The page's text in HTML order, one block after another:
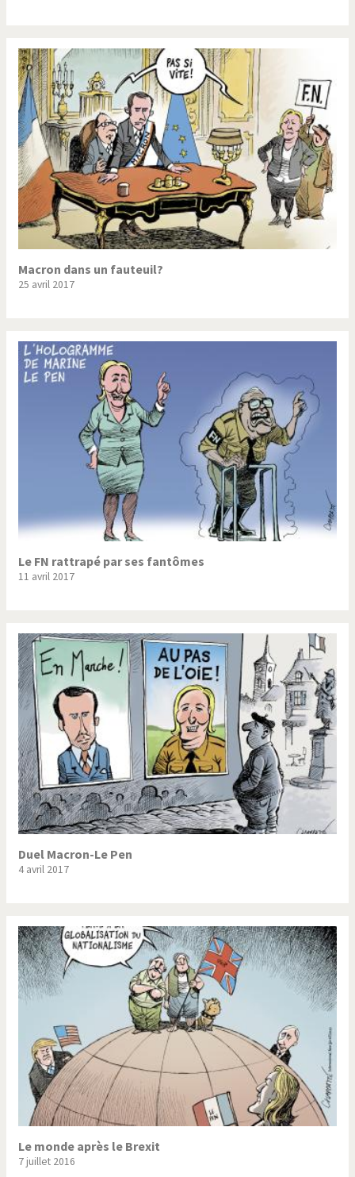
Macron dans un fauteuil?
25 avril 2017
Le FN rattrapé par ses fantômes
11 avril 2017
Duel Macron-Le Pen
4 avril 2017
Le monde après le Brexit
7 juillet 2016